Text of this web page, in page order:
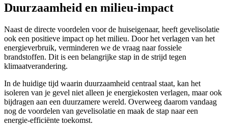
Duurzaamheid en milieu-impact
Naast de directe voordelen voor de huiseigenaar, heeft gevelisolatie
ook een positieve impact op het milieu. Door het verlagen van het
energieverbruik, verminderen we de vraag naar fossiele
brandstoffen. Dit is een belangrijke stap in de strijd tegen
klimaatverandering.
In de huidige tijd waarin duurzaamheid centraal staat, kan het
isoleren van je gevel niet alleen je energiekosten verlagen, maar ook
bijdragen aan een duurzamere wereld. Overweeg daarom vandaag
nog de voordelen van gevelisolatie en maak de stap naar een
energie-efficiënte toekomst.